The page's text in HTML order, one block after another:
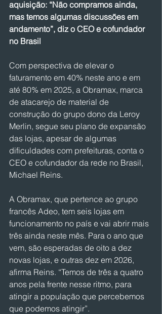
aquisição: “Não compramos ainda,
mas temos algumas discussões em
andamento”, diz o CEO e cofundador
no Brasil
Com perspectiva de elevar o
faturamento em 40% neste ano e em
até 80% em 2025, a Obramax, marca
de atacarejo de material de
construção do grupo dono da Leroy
Merlin, segue seu plano de expansão
das lojas, apesar de algumas
dificuldades com prefeituras, conta o
CEO e cofundador da rede no Brasil,
Michael Reins.
A Obramax, que pertence ao grupo
francês Adeo, tem seis lojas em
funcionamento no país e vai abrir mais
três ainda neste mês. Para o ano que
vem, são esperadas de oito a dez
novas lojas, e outras dez em 2026,
afirma Reins. “Temos de três a quatro
anos pela frente nesse ritmo, para
atingir a população que percebemos
que podemos atingir”.